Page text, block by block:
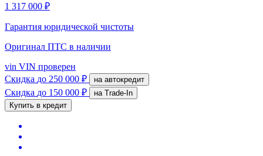
1 317 000 ₽
Гарантия юридической чистоты
Оригинал ПТС в наличии
vin VIN проверен
Скидка до 250 000 ₽ на автокредит
Скидка до 150 000 ₽
на Trade-In
Купить в кредит